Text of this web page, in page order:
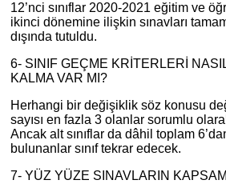
12’nci sınıflar 2020-2021 eğitim ve
ikinci dönemine ilişkin sınavları
dışında tutuldu.
6- SINIF GEÇME KRİTERLERİ
KALMA VAR MI?
Herhangi bir değişiklik söz konusu
sayısı en fazla 3 olanlar sorumlu
Ancak alt sınıflar da dâhil toplam
bulunanlar sınıf tekrar edecek.
7- YÜZ YÜZE SINAVLARIN